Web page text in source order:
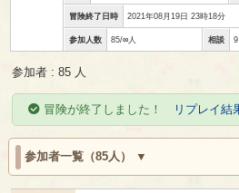
冒険終了日時 2021年08月19日 23時18分
参加人数 85/∞人 相談 9
参加者 : 85 人
冒険が終了しました！ リプレイ結
参加者一覧（85人）